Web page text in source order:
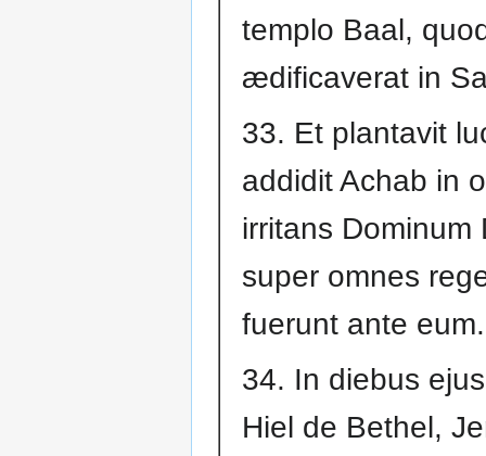
templo Baal,
ædificaverat in
33. Et plantavit
addidit Achab in
irritans Dominum
super omnes
fuerunt ante eum.
34. In diebus
Hiel de Bethel,